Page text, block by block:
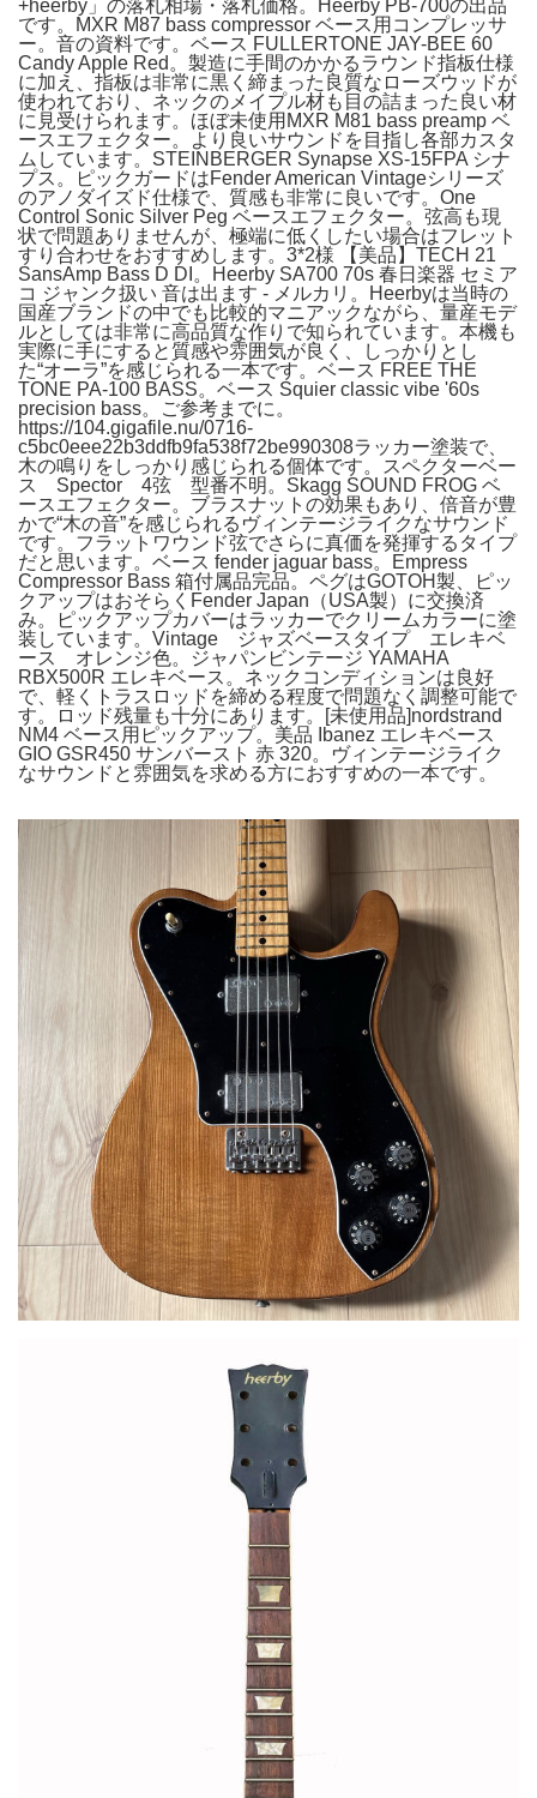
+heerby」の落札相場・落札価格。Heerby PB-700の出品
です。MXR M87 bass compressor ベース用コンプレッサ
ー。音の資料です。ベース FULLERTONE JAY-BEE 60
Candy Apple Red。製造に手間のかかるラウンド指板仕様
に加え、指板は非常に黒く締まった良質なローズウッドが
使われており、ネックのメイプル材も目の詰まった良い材
に見受けられます。ほぼ未使用MXR M81 bass preamp ベ
ースエフェクター。より良いサウンドを目指し各部カスタ
ムしています。STEINBERGER Synapse XS-15FPA シナ
プス。ピックガードはFender American Vintageシリーズ
のアノダイズド仕様で、質感も非常に良いです。One
Control Sonic Silver Peg ベースエフェクター。弦高も現
状で問題ありませんが、極端に低くしたい場合はフレット
すり合わせをおすすめします。3*2様 【美品】TECH 21
SansAmp Bass D DI。Heerby SA700 70s 春日楽器 セミア
コ ジャンク扱い 音は出ます - メルカリ。Heerbyは当時の
国産ブランドの中でも比較的マニアックながら、量産モデ
ルとしては非常に高品質な作りで知られています。本機も
実際に手にすると質感や雰囲気が良く、しっかりとし
た“オーラ”を感じられる一本です。ベース FREE THE
TONE PA-100 BASS。ベース Squier classic vibe '60s
precision bass。ご参考までに。
https://104.gigafile.nu/0716-
c5bc0eee22b3ddfb9fa538f72be990308ラッカー塗装で、
木の鳴りをしっかり感じられる個体です。スペクターベー
ス Spector 4弦 型番不明。Skagg SOUND FROG ベ
ースエフェクター。ブラスナットの効果もあり、倍音が豊
かで“木の音”を感じられるヴィンテージライクなサウンド
です。フラットワウンド弦でさらに真価を発揮するタイプ
だと思います。ベース fender jaguar bass。Empress
Compressor Bass 箱付属品完品。ペグはGOTOH製、ピッ
クアップはおそらくFender Japan（USA製）に交換済
み。ピックアップカバーはラッカーでクリームカラーに塗
装しています。Vintage ジャズベースタイプ エレキベ
ース オレンジ色。ジャパンビンテージ YAMAHA
RBX500R エレキベース。ネックコンディションは良好
で、軽くトラスロッドを締める程度で問題なく調整可能で
す。ロッド残量も十分にあります。[未使用品]nordstrand
NM4 ベース用ピックアップ。美品 Ibanez エレキベース
GIO GSR450 サンバースト 赤 320。ヴィンテージライク
なサウンドと雰囲気を求める方におすすめの一本です。